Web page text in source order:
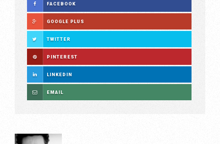
FACEBOOK
GOOGLE PLUS
TWITTER
PINTEREST
LINKEDIN
EMAIL